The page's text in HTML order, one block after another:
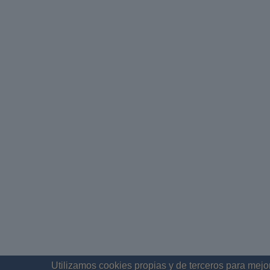
Utilizamos cookies propias y de terceros para